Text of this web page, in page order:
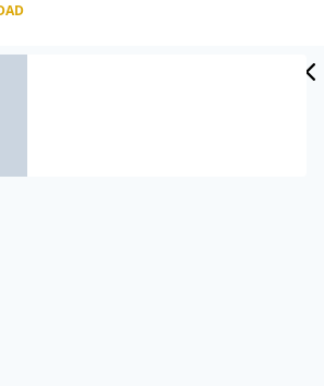
un barrio en el sudoeste de